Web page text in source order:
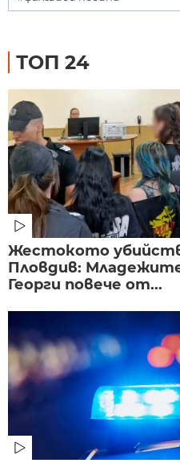
ТОП 24
Жестокото
Пловдив:
Георги повече от...